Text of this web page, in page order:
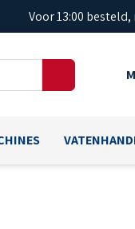
Voor 13:00